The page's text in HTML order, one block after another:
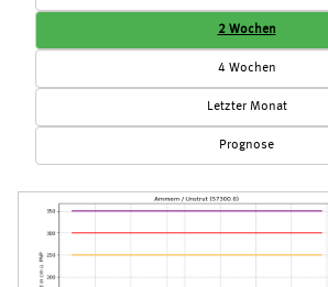
2 Wochen
4 Wochen
Letzter Monat
Prognose